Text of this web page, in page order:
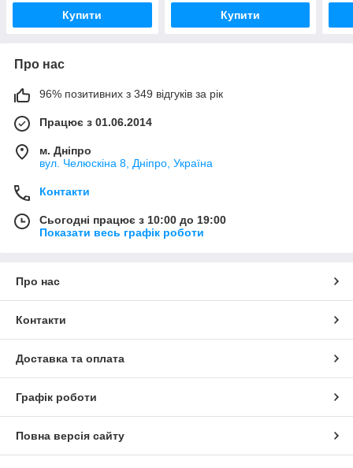
Купити Купити
Про нас
96% позитивних з 349 відгуків за рік
Працює з 01.06.2014
м. Дніпро
вул. Челюскіна 8, Дніпро, Україна
Контакти
Сьогодні працює з 10:00 до 19:00
Показати весь графік роботи
Про нас
Контакти
Доставка та оплата
Графік роботи
Повна версія сайту